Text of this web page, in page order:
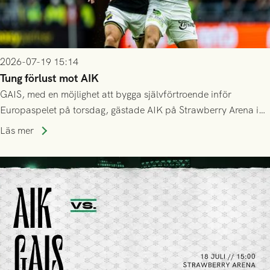
2026-07-19 15:14
Tung förlust mot AIK
GAIS, med en möjlighet att bygga självförtroende inför
Europaspelet på torsdag, gästade AIK på Strawberry Arena i
Stockholm . Men trots konstant hotande i första halvlek av
lyckades få in 2-0.
Läs mer